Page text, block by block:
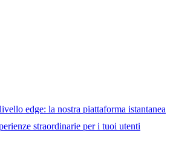
edge: la nostra piattaforma istantanea
straordinarie per i tuoi utenti